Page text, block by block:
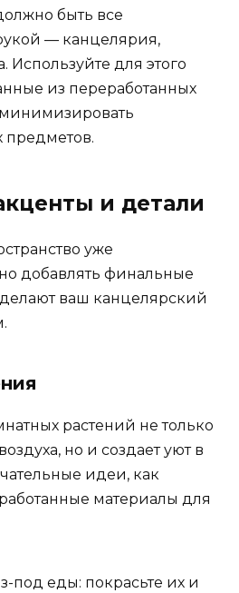
быть все
— канцелярия,
Используйте для этого
из переработанных
предметов.
и детали
уже
добавлять финальные
ваш канцелярский
растений не только
но и создает уют в
идеи, как
материалы для
под еды: покрасьте их и